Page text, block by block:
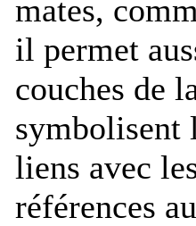
mates,
il permet
couches de
symbolisent
liens avec
références